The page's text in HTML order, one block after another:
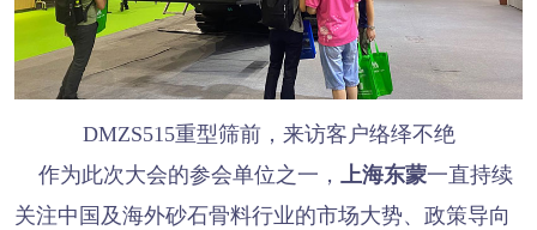
DMZS515重型筛前，来访客户络绎不绝
作为此次大会的参会单位之一， 上海东蒙一直持续
关注中国及海外砂石骨料行业的市场大势、政策导向